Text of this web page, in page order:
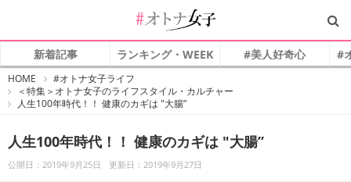
新着記事 ランキング・WEEK #美人好奇心 #
HOME
オ
ト
ナ
#オトナ女子ライフ
＜特集＞オトナ女子のライフスタイル・カルチャー
人生100年時代！！ 健康のカギは "大腸”
人生100年時代！！ 健康のカギは "大腸”
公開日：2019年9月25日 更新日：2019年9月27日